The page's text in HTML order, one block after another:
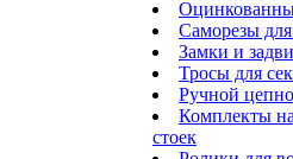
Саморезы
Замки и
Тросы для
Ручной
Комплекты
стоек